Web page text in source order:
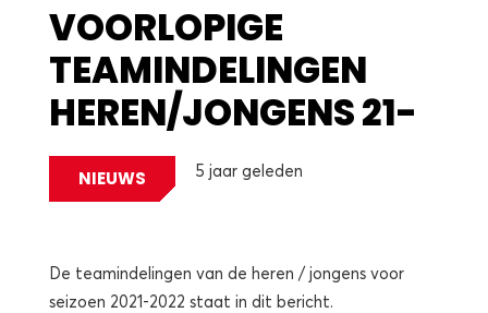
VOORLOPIGE
TEAMINDELINGEN
HEREN/JONGENS 21-
22NIEUWS 5 jaar geleden
De teamindelingen van de heren / jongens voor
seizoen 2021-2022 staat in dit bericht.